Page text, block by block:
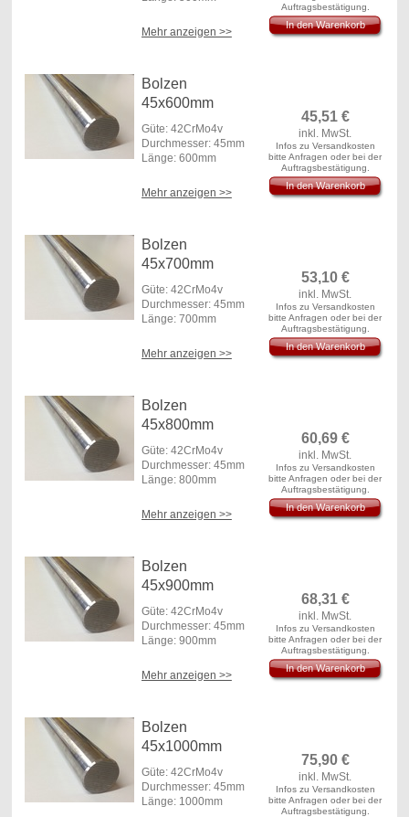
Auftragsbestätigung.
In den Warenkorb
Mehr anzeigen >>
45,51€
inkl. MwSt.
Infos zu Versandkosten
bitte Anfragen oder bei der
Auftragsbestätigung.
In den Warenkorb
Bolzen
45x600mm
Güte: 42CrMo4v
Durchmesser: 45mm
Länge: 600mm
Mehr anzeigen >>
53,10€
inkl. MwSt.
Infos zu Versandkosten
bitte Anfragen oder bei der
Auftragsbestätigung.
In den Warenkorb
Bolzen
45x700mm
Güte: 42CrMo4v
Durchmesser: 45mm
Länge: 700mm
Mehr anzeigen >>
60,69€
inkl. MwSt.
Infos zu Versandkosten
bitte Anfragen oder bei der
Auftragsbestätigung.
In den Warenkorb
Bolzen
45x800mm
Güte: 42CrMo4v
Durchmesser: 45mm
Länge: 800mm
Mehr anzeigen >>
68,31€
inkl. MwSt.
Infos zu Versandkosten
bitte Anfragen oder bei der
Auftragsbestätigung.
In den Warenkorb
Bolzen
45x900mm
Güte: 42CrMo4v
Durchmesser: 45mm
Länge: 900mm
Mehr anzeigen >>
75,90€
inkl. MwSt.
Infos zu Versandkosten
bitte Anfragen oder bei der
Auftragsbestätigung.
Bolzen
45x1000mm
Güte: 42CrMo4v
Durchmesser: 45mm
Länge: 1000mm